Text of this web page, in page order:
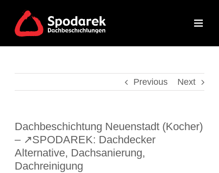
content
Previous Next
Dachbeschichtung Neuenstadt (Kocher)
– ↗️SPODAREK: Dachdecker
Alternative, Dachsanierung,
Dachreinigung